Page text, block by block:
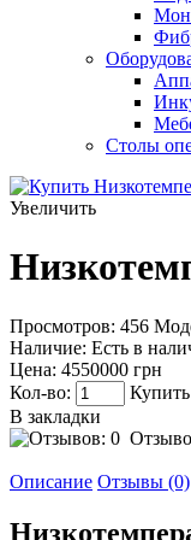
Столы
Увеличить
Просмотров: 456
Наличие: Есть в
Цена: 4550000 грн
Кол-во:
Купить
В закладки
Описание Отзывы (0)